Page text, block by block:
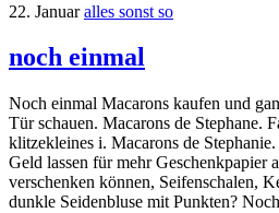
22. Januar alles sonst so
noch einmal
Noch einmal Macarons kaufen und
Tür schauen. Macarons de Stephane.
klitzekleines i. Macarons de
Geld lassen für mehr Geschenkpapier
verschenken können, Seifenschalen,
dunkle Seidenbluse mit Punkten?